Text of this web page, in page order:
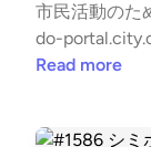
市民活動の
do-
oお問い合わ
Read more